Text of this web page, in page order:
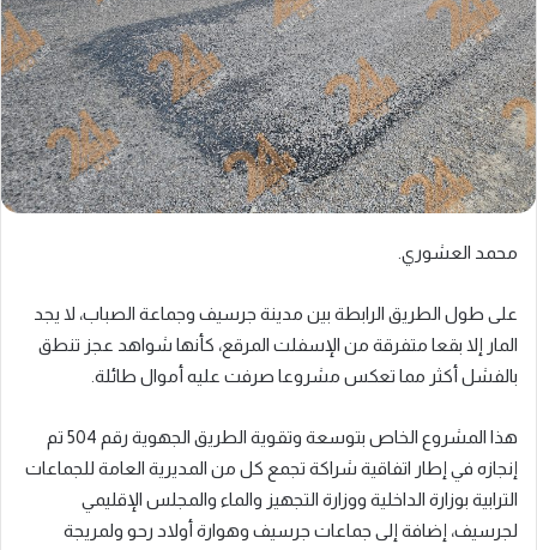
محمد العشوري.
على طول الطريق الرابطة بين مدينة جرسيف وجماعة الصباب، لا يجد
المار إلا بقعا متفرقة من الإسفلت المرقع، كأنها شواهد عجز تنطق
بالفشل أكثر مما تعكس مشروعا صرفت عليه أموال طائلة.
هذا المشروع الخاص بتوسعة وتقوية الطريق الجهوية رقم 504 تم
إنجازه في إطار اتفاقية شراكة تجمع كل من المديرية العامة للجماعات
الترابية بوزارة الداخلية ووزارة التجهيز والماء والمجلس الإقليمي
لجرسيف، إضافة إلى جماعات جرسيف وهوارة أولاد رحو ولمريجة